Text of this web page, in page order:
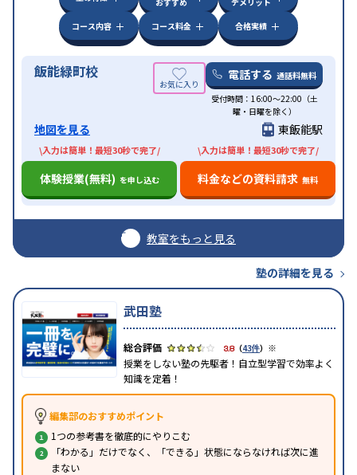
コース内容
コース料金 合格実績
飯能緑町校 電話する 通話料無料
受付時間：16:00〜22:00（土
曜・日曜を除く）
地図を見る 東飯能駅
\入力は簡単！最短30秒で完了/
体験授業(無料) を申し込む
\入力は簡単！最短30秒で完了/
料金などの資料請求 無料
教室をもっと見る
塾の詳細を見る
武田塾
3.8（43件） ※
授業をしない塾の先駆者！自立型学習で効率よく
知識を定着！
編集部のおすすめポイント
1つの参考書を徹底的にやりこむ
「わかる」だけでなく、「できる」状態にならなければ次に進
まない